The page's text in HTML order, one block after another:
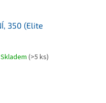
350 (Elite
Skladem (>5 ks)